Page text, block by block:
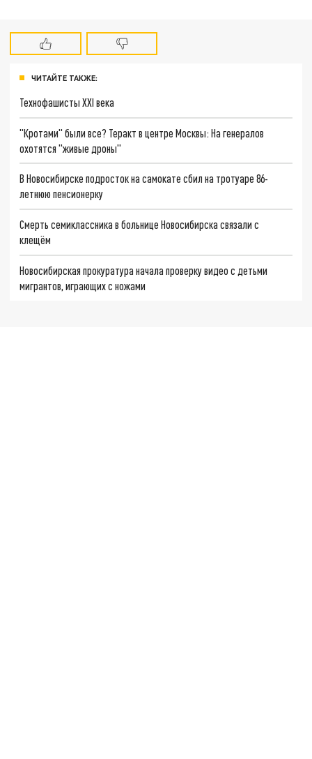
ЧИТАЙТЕ ТАКЖЕ:
Технофашисты XXI века
"Кротами" были все? Теракт в центре Москвы: На генералов
охотятся "живые дроны"
В Новосибирске подросток на самокате сбил на тротуаре 86-
летнюю пенсионерку
Смерть семиклассника в больнице Новосибирска связали с
клещём
Новосибирская прокуратура начала проверку видео с детьми
мигрантов, играющих с ножами